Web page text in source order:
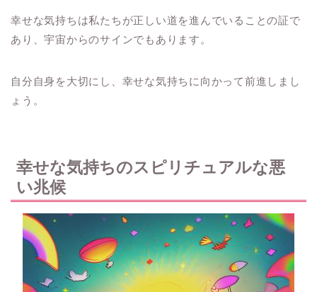
幸せな気持ちは私たちが正しい道を進んでいることの証で
あり、宇宙からのサインでもあります。
自分自身を大切にし、幸せな気持ちに向かって前進しまし
ょう。
幸せな気持ちのスピリチュアルな悪
い兆候